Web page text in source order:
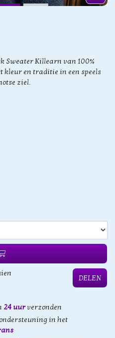
Sweater Killearn van 100%
kleur en traditie in een speels
ziel.
DELEN
24 uurverzonden
in het